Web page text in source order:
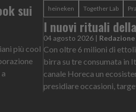
sui
più cool
heineken Together Lab
I nuovi rituali
04 agosto 2026 | Redazione
Con oltre 6 milioni di
birra su tre consumata in
canale Horeca un
presidiare occasioni,